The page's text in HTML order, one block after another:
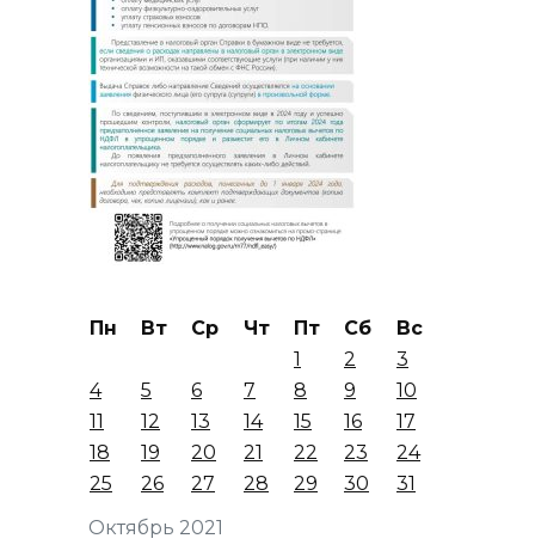
Октябрь 2021
Пн Вт Ср Чт Пт Сб
Вс
1
2
3
4
5 6 7 8 9
10
11
12 13 14 15 16
17
18
19 20 21 22 23
24
25
26 27 28 29 30 31